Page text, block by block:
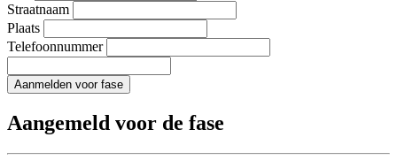
Straatnaam
Plaats
Telefoonnummer
Aanmelden voor fase
Aangemeld voor de fase